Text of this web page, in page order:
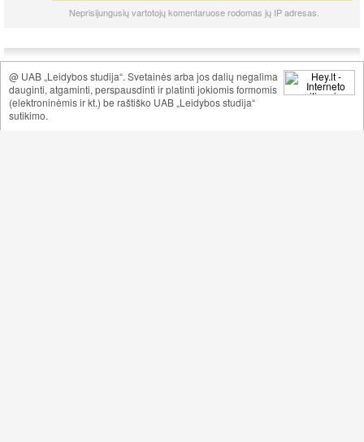
Neprisijungusių vartotojų komentaruose rodomas jų IP adresas.
@ UAB „Leidybos studija“. Svetainės arba jos dalių negalima
dauginti, atgaminti, perspausdinti ir platinti jokiomis formomis
(elektroninėmis ir kt.) be raštiško UAB „Leidybos studija“
sutikimo.